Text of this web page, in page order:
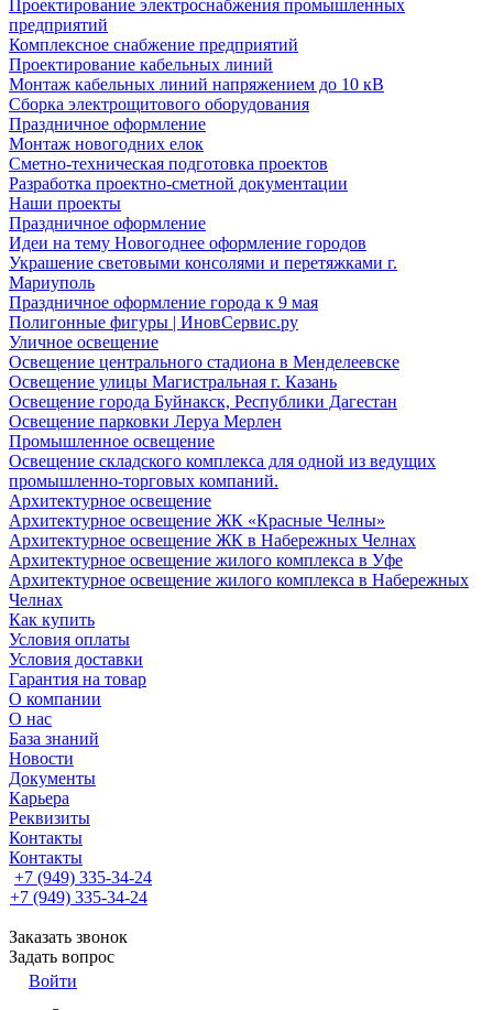
Проектирование электроснабжения промышленных
предприятий
Комплексное снабжение предприятий
Проектирование кабельных линий
Монтаж кабельных линий напряжением до 10 кВ
Сборка электрощитового оборудования
Праздничное оформление
Монтаж новогодних елок
Сметно-техническая подготовка проектов
Разработка проектно-сметной документации
Наши проекты
Праздничное оформление
Идеи на тему Новогоднее оформление городов
Украшение световыми консолями и перетяжками г.
Мариуполь
Праздничное оформление города к 9 мая
Полигонные фигуры | ИновСервис.ру
Уличное освещение
Освещение центрального стадиона в Менделеевске
Освещение улицы Магистральная г. Казань
Освещение города Буйнакск, Республики Дагестан
Освещение парковки Леруа Мерлен
Промышленное освещение
Освещение складского комплекса для одной из ведущих
промышленно-торговых компаний.
Архитектурное освещение
Архитектурное освещение ЖК «Красные Челны»
Архитектурное освещение ЖК в Набережных Челнах
Архитектурное освещение жилого комплекса в Уфе
Архитектурное освещение жилого комплекса в Набережных
Челнах
Как купить
Условия оплаты
Условия доставки
Гарантия на товар
О компании
О нас
База знаний
Новости
Документы
Карьера
Реквизиты
Контакты
Контакты
+7 (949) 335-34-24
+7 (949) 335-34-24
Заказать звонок
Задать вопрос
Войти